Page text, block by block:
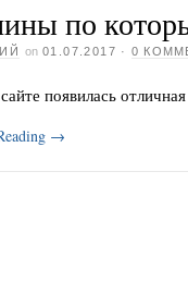
по
on 01.07.2017 ·0
появилась
→